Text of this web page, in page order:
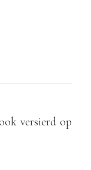
versierd op